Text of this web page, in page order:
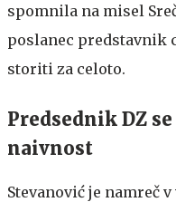
spomnila na misel
poslanec predstavnik
storiti za celoto.
Predsednik DZ
naivnost
Stevanović je namreč